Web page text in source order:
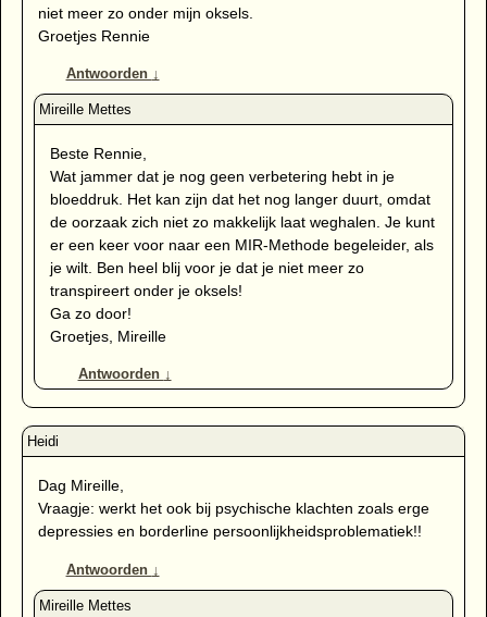
niet meer zo onder mijn oksels.
Groetjes Rennie
Antwoorden ↓
Beste Rennie,
Wat jammer dat je nog geen verbetering hebt in je
bloeddruk. Het kan zijn dat het nog langer duurt, omdat
de oorzaak zich niet zo makkelijk laat weghalen. Je kunt
er een keer voor naar een MIR-Methode begeleider, als
je wilt. Ben heel blij voor je dat je niet meer zo
transpireert onder je oksels!
Ga zo door!
Groetjes, Mireille
Antwoorden ↓
Dag Mireille,
Vraagje: werkt het ook bij psychische klachten zoals erge
depressies en borderline persoonlijkheidsproblematiek!!
Antwoorden ↓